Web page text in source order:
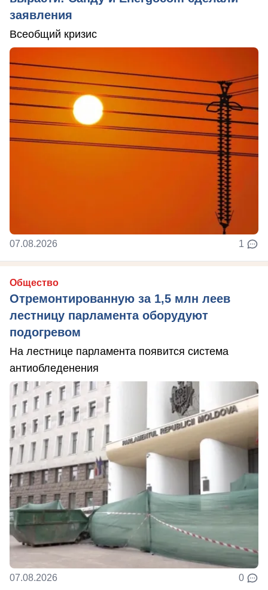
заявления
Всеобщий кризис
07.08.2026 1
Общество
Отремонтированную за 1,5 млн леев
лестницу парламента оборудуют
подогревом
На лестнице парламента появится система
антиобледенения
07.08.2026 0